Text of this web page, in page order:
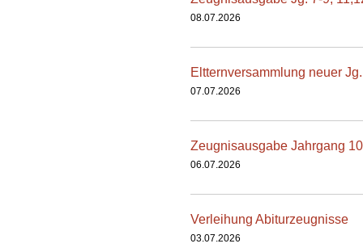
08.07.2026
Eltternversammlung neuer
07.07.2026
Zeugnisausgabe Jahrgang 10
06.07.2026
Verleihung Abiturzeugnisse
03.07.2026